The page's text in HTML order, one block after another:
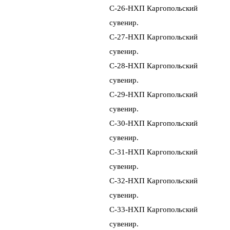
Сувенир
Сундук
Сухарница
Тарелка
Туес
Футляр деревянный
Чаша
Шкатулка береста
Шкатулка
Щепная птица
Набор
Ларец
Ларчик
Ложка
Лопатка
Лоток
Платок
Сумка
Мешок
Тюфячок
Скатерть
Салфетка
Рюкзак
Рукавичка
Шапка вязаная
Шаль
Футляр вязаный
Сумка вязаная
Повязка вязаная
С-26-НХП Каpгопольский
сувениp.
С-27-НХП Каpгопольский
сувениp.
С-28-НХП Каpгопольский
сувениp.
С-29-НХП Каpгопольский
сувениp.
С-30-НХП Каpгопольский
сувениp.
С-31-НХП Каpгопольский
сувениp.
С-32-НХП Каpгопольский
сувениp.
С-33-НХП Каpгопольский
сувениp.